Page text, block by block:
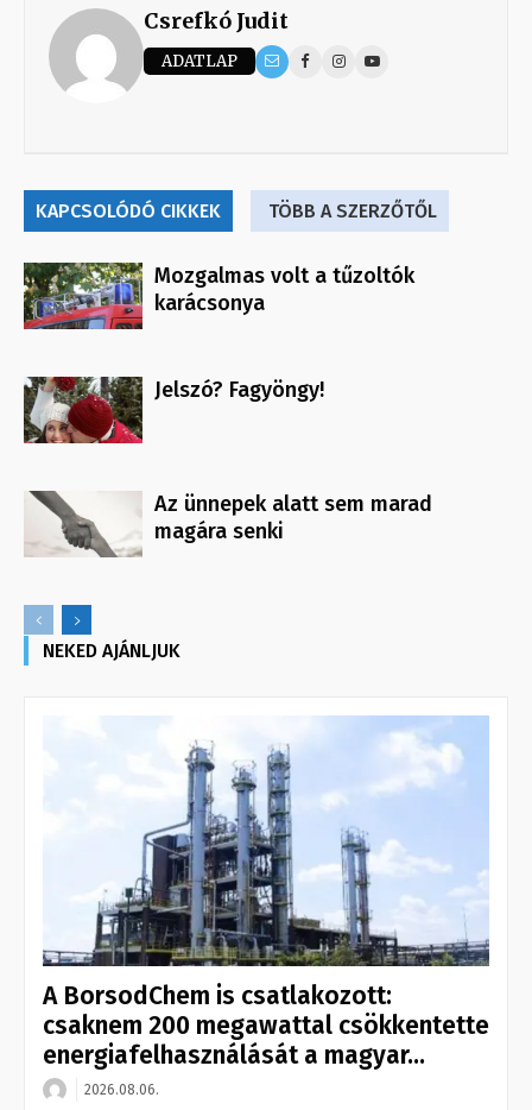
Csrefkó Judit
ADATLAP
KAPCSOLÓDÓ CIKKEK TÖBB A SZERZŐTŐL
Mozgalmas volt a tűzoltók
karácsonya
Jelszó? Fagyöngy!
Az ünnepek alatt sem marad
magára senki
NEKED AJÁNLJUK
A BorsodChem is csatlakozott:
csaknem 200 megawattal csökkentette
energiafelhasználását a magyar...
2026.08.06.